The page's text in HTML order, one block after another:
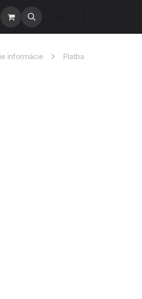
informácie Platba